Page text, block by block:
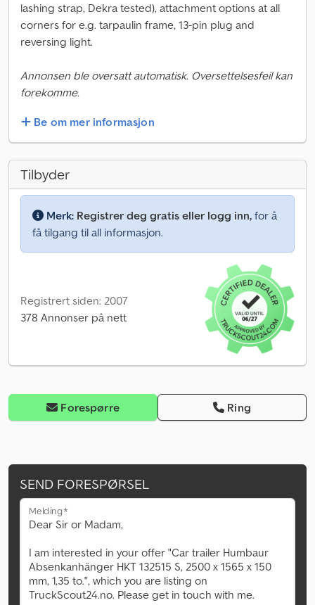
lashing strap, Dekra tested), attachment options at all
corners for e.g. tarpaulin frame, 13-pin plug and
reversing light.
Annonsen ble oversatt automatisk. Oversettelsesfeil kan
forekomme.
Be om mer informasjon
Tilbyder
Merk: Registrer deg gratis eller logg inn, for å
få tilgang til all informasjon.
Registrert siden: 2007
378 Annonser på nett
Forespørre Ring
SEND FORESPØRSEL
Melding*